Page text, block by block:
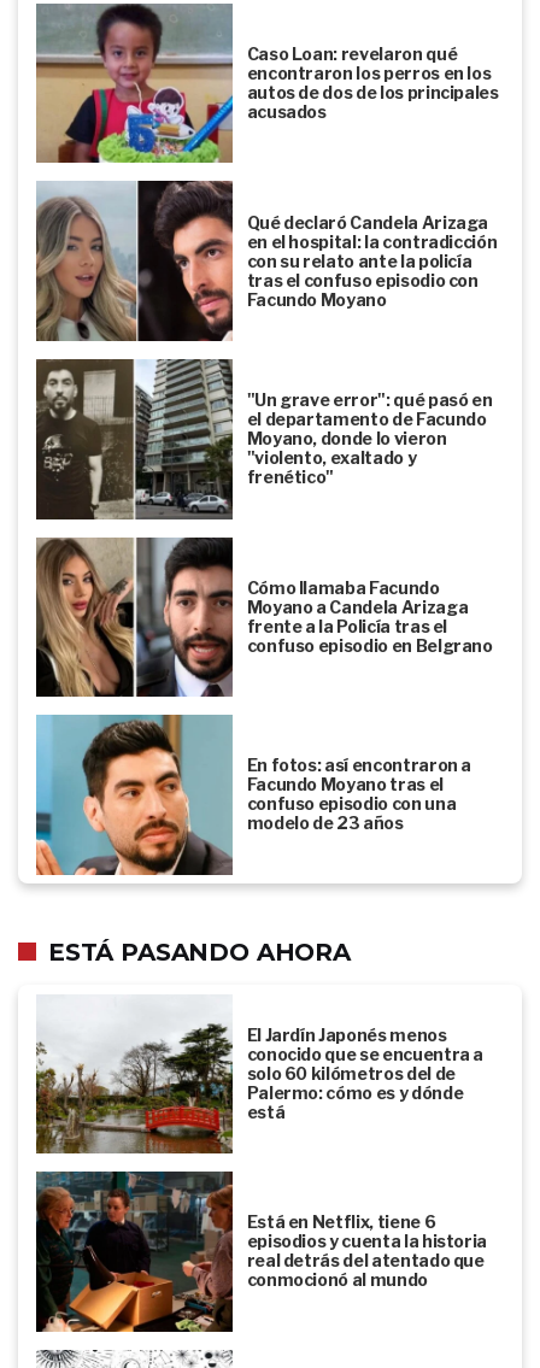
Caso Loan: revelaron qué
encontraron los perros en los
autos de dos de los principales
acusados
Qué declaró Candela Arizaga
en el hospital: la contradicción
con su relato ante la policía
tras el confuso episodio con
Facundo Moyano
"Un grave error": qué pasó en
el departamento de Facundo
Moyano, donde lo vieron
"violento, exaltado y
frenético"
Cómo llamaba Facundo
Moyano a Candela Arizaga
frente a la Policía tras el
confuso episodio en Belgrano
En fotos: así encontraron a
Facundo Moyano tras el
confuso episodio con una
modelo de 23 años
ESTÁ PASANDO AHORA
El Jardín Japonés menos
conocido que se encuentra a
solo 60 kilómetros del de
Palermo: cómo es y dónde
está
Está en Netflix, tiene 6
episodios y cuenta la historia
real detrás del atentado que
conmocionó al mundo